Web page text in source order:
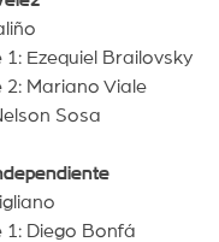
Ezequiel Brailovsky
Mariano Viale
Sosa
Diego Bonfá